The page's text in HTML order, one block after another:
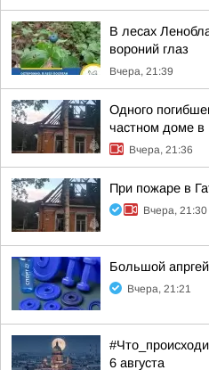
В лесах
вороний глаз
Вчера, 21:39
Одного
частном доме в
Вчера, 21:36
При пожаре в
Вчера, 21:30
Большой
Вчера, 21:21
6 августа